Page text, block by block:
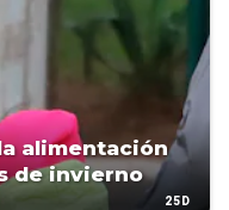
alimentación
de invierno
25D